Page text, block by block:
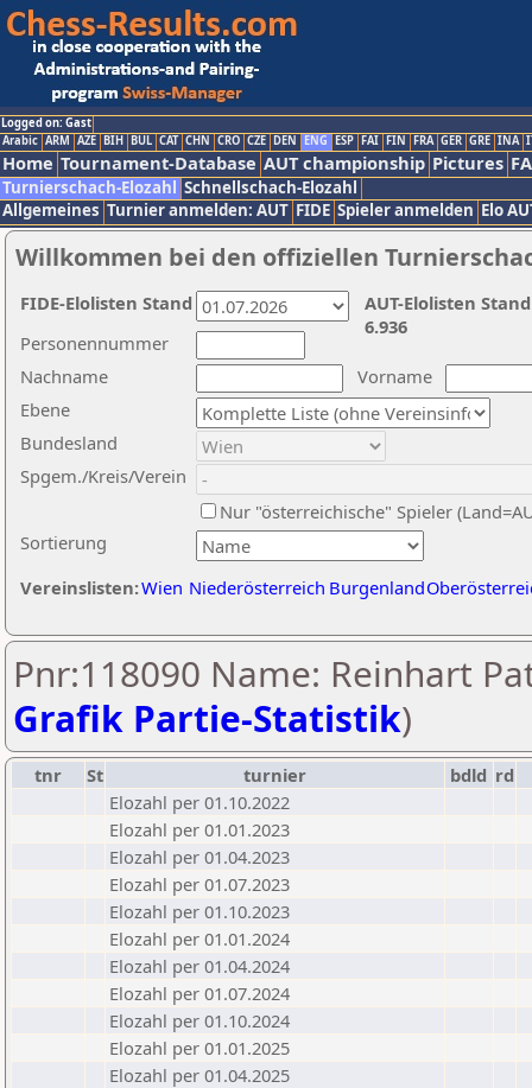
Logged on: Gast
Arabic ARM AZE BIH BUL CAT CHN CRO CZE DEN ENG ESP FAI FIN FRA GER GRE INA
Home Tournament-Database AUT championship Pictures
Turnierschach-Elozahl Schnellschach-Elozahl
Allgemeines Turnier anmelden: AUT FIDE Spieler anmelden Elo
Willkommen bei den offiziellen
Nachname
Vorname
Ebene
Sortierung
Personennummer
Bundesland
Spgem./Kreis/Verein
Nur "österreichische" Spieler
Vereinslisten:Wien Niederösterreich Burgenland
AUT-Elolisten
6.936
FIDE-Elolisten Stand
Pnr:118090 Name: Reinhart
Grafik Partie-Statistik)
tnr St turnier bdld rd
Elozahl per 01.10.2022
Elozahl per 01.01.2023
Elozahl per 01.04.2023
Elozahl per 01.07.2023
Elozahl per 01.10.2023
Elozahl per 01.01.2024
Elozahl per 01.04.2024
Elozahl per 01.07.2024
Elozahl per 01.10.2024
Elozahl per 01.01.2025
Elozahl per 01.04.2025